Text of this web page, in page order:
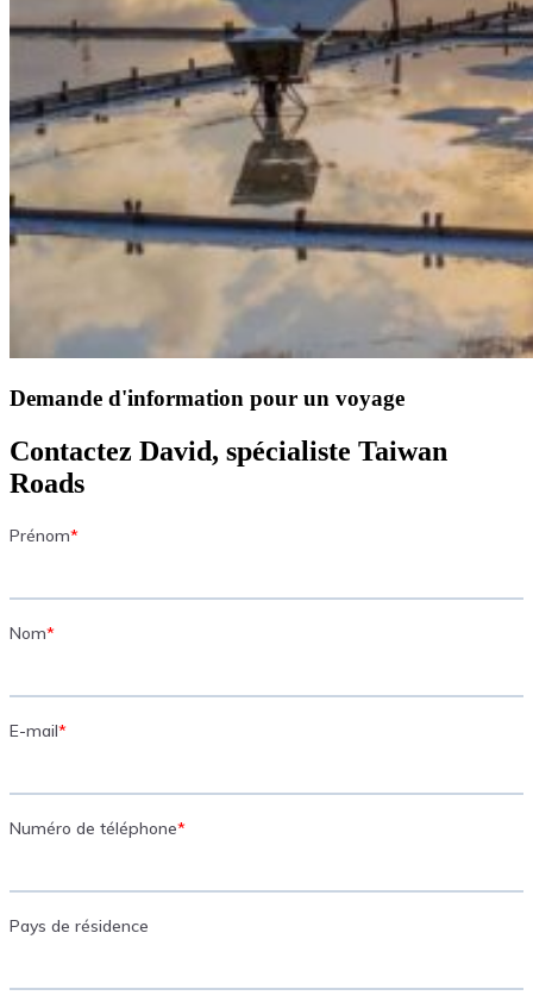
L’Histoire de Taïwan
La météo et le climat à Taïwan
Se déplacer à Taïwan
Guide de traduction en mandarin
La gastronomie taïwanaise
Fêtes traditionnelles
Demande d’info
09 83 40 65 79
Demande d'information pour un voyage
Contactez David, spécialiste Taiwan
Roads